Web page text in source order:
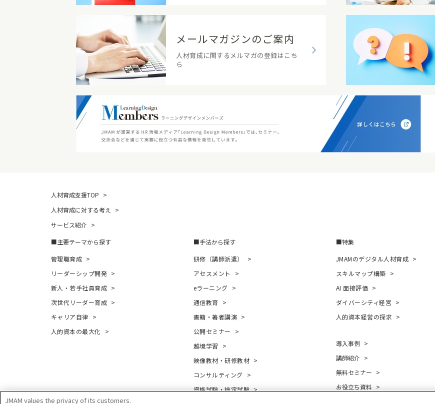
メールマガジンのご案内
人材育成に関するメルマガの登録はこち
ら
人材育成支援TOP
人材育成に対する考え
サービス紹介
主要テーマから探す
管理職育成
リーダーシップ開発
新人・若手社員育成
次世代リーダー育成
キャリア自律
人的資本の最大化
手法から探す
研修（講師派遣）
アセスメント
eラーニング
通信教育
書籍・著者講演
公開セミナー
越境学習
映像教材・研修教材
コンサルティング
資格試験・検定試験
特集
JMAMのデジタル人材育成
スキルマップ構築
AI 面接評価
ダイバーシティ経営
人的資本経営の探求
導入事例
講師紹介
無料セミナー
お役立ち資料
JMAM values the privacy of its customers.